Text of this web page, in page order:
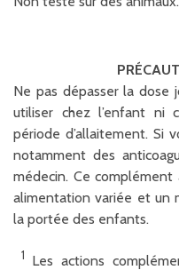
PRÉ
Ne pas dépasser la dose
utiliser chez l’enfant ni
période d’allaitement. Si
notamment des
médecin. Ce
alimentation variée et un
la portée des enfants.
1
Les actions